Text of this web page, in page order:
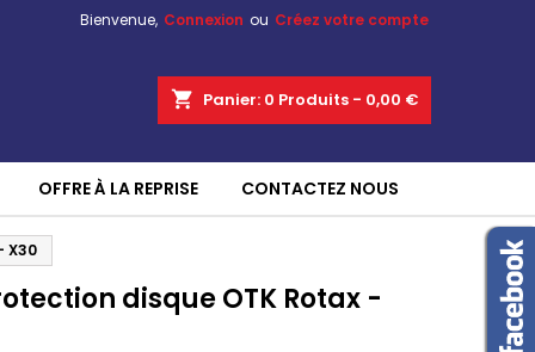
Bienvenue, Connexion ou Créez votre compte
shopping_cart Panier: 0 Produits - 0,00 €
OFFRE À LA REPRISE CONTACTEZ NOUS
X30
disque OTK Rotax -